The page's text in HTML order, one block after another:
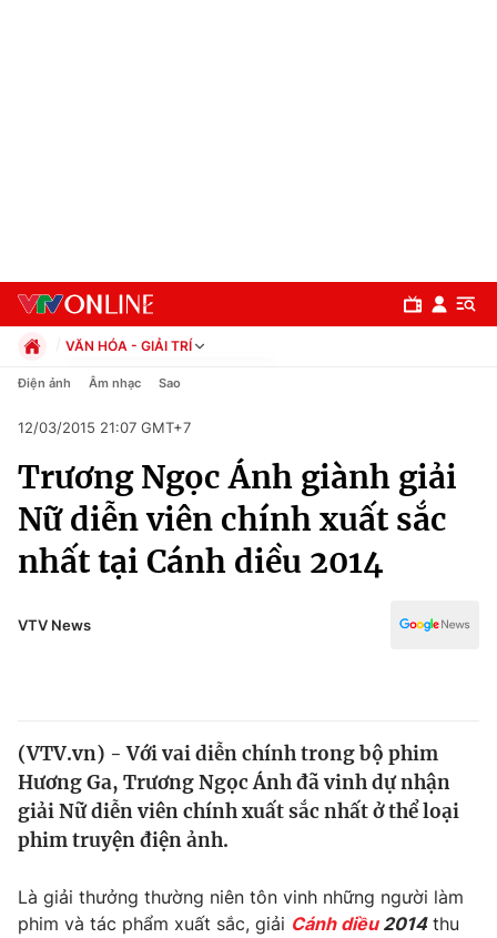
Chuyên mục
Chính trị
Xã hội
Pháp luật
Thế giới
Tin tức
Thế giới đó đây
Câu chuyện quốc tế
Kinh tế
Thị trường
Dữ liệu và đời sống
VĂN HÓA - GIẢI TRÍ
Chính trị
Pháp luật
Kinh tế
Thể thao
Truyền hình
Văn hóa - Giải trí
Công nghệ
Điện ảnh Âm nhạc Sao
12/03/2015 21:07 GMT+7
Trương Ngọc Ánh giành giải
Nữ diễn viên chính xuất sắc
nhất tại Cánh diều 2014
VTV News
(VTV.vn) - Với vai diễn chính trong bộ phim
Hương Ga, Trương Ngọc Ánh đã vinh dự nhận
giải Nữ diễn viên chính xuất sắc nhất ở thể loại
phim truyện điện ảnh.
Là giải thưởng thường niên tôn vinh những người làm
phim và tác phẩm xuất sắc, giải Cánh diều2014thu